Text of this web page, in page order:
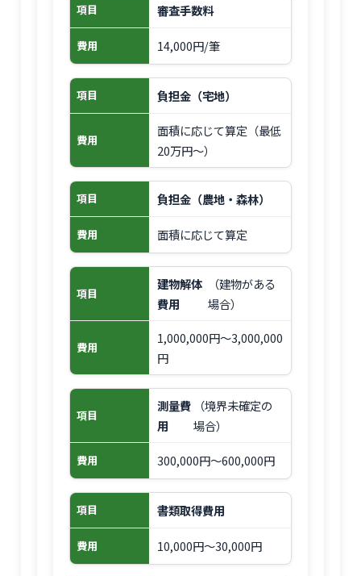
項目 審査手数料
費用 14,000円/筆
項目 負担金（宅地）
費用
面積に応じて算定（最低
20万円〜）
項目 負担金（農地・森林）
費用 面積に応じて算定
項目
建物解体
費用
（建物がある
場合）
費用
1,000,000円〜3,000,000
円
項目
測量費
用
（境界未確定の
場合）
費用 300,000円〜600,000円
項目 書類取得費用
費用 10,000円〜30,000円